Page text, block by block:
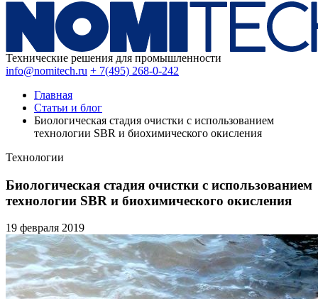
Технические решения для промышленности
info@nomitech.ru + 7(495) 268-0-242
Главная
Статьи и блог
Биологическая стадия очистки с использованием
технологии SBR и биохимического окисления
Технологии
Биологическая стадия очистки с использованием
технологии SBR и биохимического окисления
19 февраля 2019